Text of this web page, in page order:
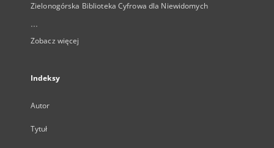
Zielonogórska Biblioteka Cyfrowa dla Niewidomych
...
Zobacz więcej
Indeksy
Autor
Tytuł